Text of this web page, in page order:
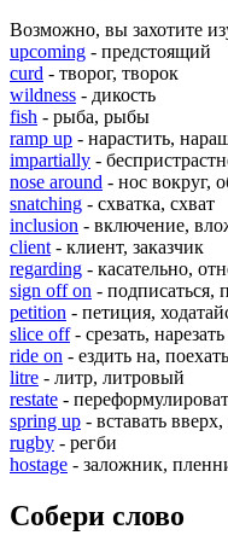
Возможно, вы захотите
upcoming - предстоящий
curd - творог, творок
wildness - дикость
fish - рыба, рыбы
ramp up - нарастить,
impartially -
nose around - нос вокруг,
snatching - схватка, схват
inclusion - включение,
client - клиент, заказчик
regarding - касательно,
sign off on - подписаться,
petition - петиция,
slice off- срезать, нарезать
ride on - ездить на,
litre - литр, литровый
restate -
spring up - вставать вверх,
rugby - регби
hostage - заложник,
Собери слово